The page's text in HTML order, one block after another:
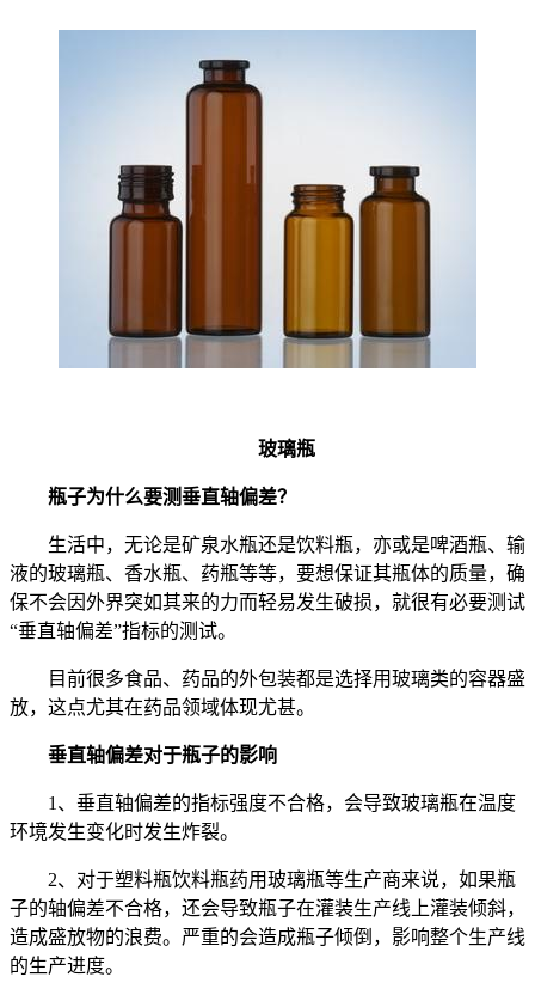
玻璃瓶
瓶子为什么要测垂直轴偏差？
生活中，无论是矿泉水瓶还是饮料瓶，亦或是啤酒瓶、输
液的玻璃瓶、香水瓶、药瓶等等，要想保证其瓶体的质量，确
保不会因外界突如其来的力而轻易发生破损，就很有必要测试
“垂直轴偏差”指标的测试。
目前很多食品、药品的外包装都是选择用玻璃类的容器盛
放，这点尤其在药品领域体现尤甚。
垂直轴偏差对于瓶子的影响
1、垂直轴偏差的指标强度不合格，会导致玻璃瓶在温度
环境发生变化时发生炸裂。
2、对于塑料瓶饮料瓶药用玻璃瓶等生产商来说，如果瓶
子的轴偏差不合格，还会导致瓶子在灌装生产线上灌装倾斜，
造成盛放物的浪费。严重的会造成瓶子倾倒，影响整个生产线
的生产进度。